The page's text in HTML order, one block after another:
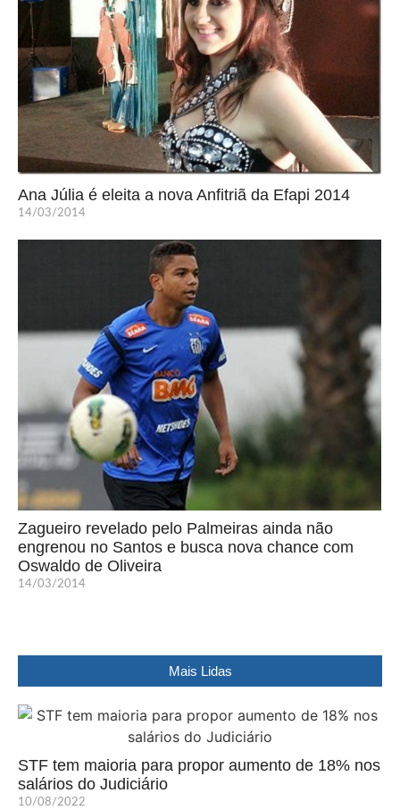
Ana Júlia é eleita a nova Anfitriã da Efapi 2014
14/03/2014
Zagueiro revelado pelo Palmeiras ainda não
engrenou no Santos e busca nova chance com
Oswaldo de Oliveira
14/03/2014
Mais Lidas
STF tem maioria para propor aumento de 18% nos
salários do Judiciário
10/08/2022